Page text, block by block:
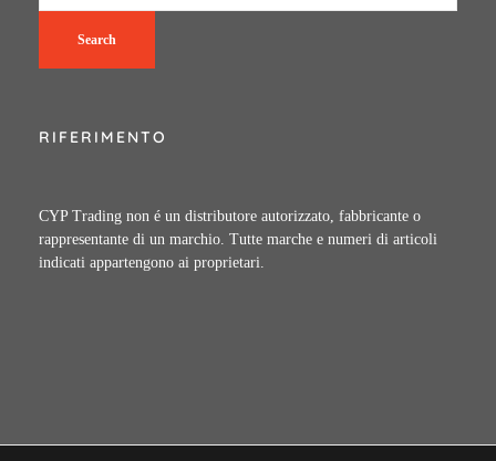
Search
RIFERIMENTO
CYP Trading non é un distributore autorizzato, fabbricante o
rappresentante di un marchio. Tutte marche e numeri di articoli
indicati appartengono ai proprietari.